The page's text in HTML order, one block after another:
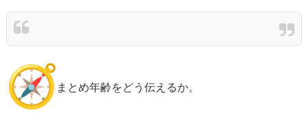
まとめ年齢をどう伝えるか。